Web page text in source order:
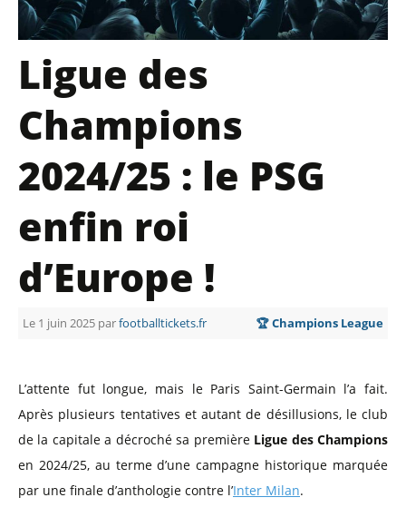
Ligue des
Champions
2024/25 : le PSG
enfin roi
d’Europe !
Le 1 juin 2025 parfootballtickets.fr 🏆 Champions League
L’attente fut longue, mais le Paris Saint-Germain l’a fait.
Après plusieurs tentatives et autant de désillusions, le club
de la capitale a décroché sa première Ligue des Champions
en 2024/25, au terme d’une campagne historique marquée
par une finale d’anthologie contre l’Inter Milan.